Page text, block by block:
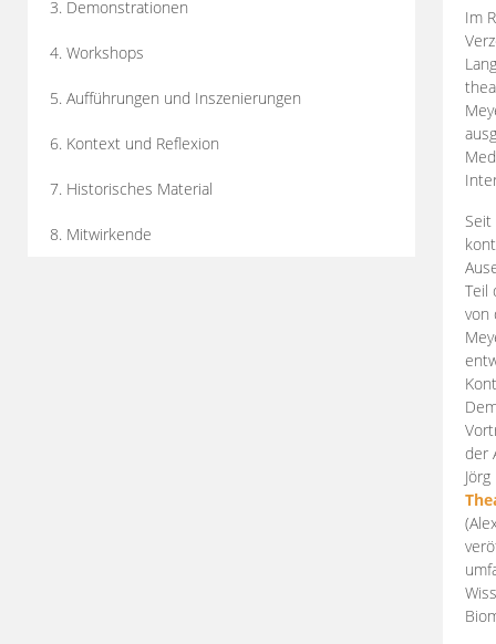
3. Demonstrationen
4. Workshops
5. Aufführungen und Inszenierungen
6. Kontext und Reflexion
7. Historisches Material
8. Mitwirkende
Im
Teil
von
der